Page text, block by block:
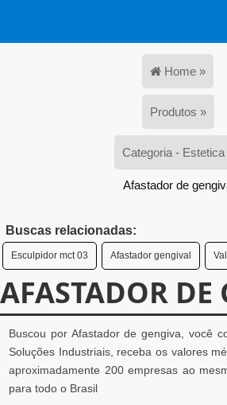
Home »
Produtos »
Categoria - Estetica
Afastador de
Buscas relacionadas:
Esculpidor mct 03 Afastador gengival
AFASTADOR DE
Buscou por Afastador de gengiva, você
Soluções Industriais, receba os valores
aproximadamente 200 empresas ao
para todo o Brasil